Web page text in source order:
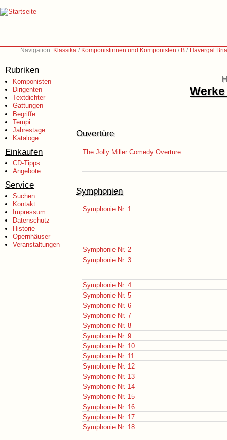
Navigation: Klassika / Komponistinnen und Komponisten / B / Havergal
Rubriken
Komponisten
Dirigenten
Textdichter
Gattungen
Begriffe
Tempi
Jahrestage
Kataloge
Einkaufen
CD-Tipps
Angebote
Service
Suchen
Kontakt
Impressum
Datenschutz
Historie
Opernhäuser
Veranstaltungen
Ouvertüre
The Jolly Miller Comedy Overture
Symphonien
Symphonie Nr. 1
Symphonie Nr. 2
Symphonie Nr. 3
Symphonie Nr. 4
Symphonie Nr. 5
Symphonie Nr. 6
Symphonie Nr. 7
Symphonie Nr. 8
Symphonie Nr. 9
Symphonie Nr. 10
Symphonie Nr. 11
Symphonie Nr. 12
Symphonie Nr. 13
Symphonie Nr. 14
Symphonie Nr. 15
Symphonie Nr. 16
Symphonie Nr. 17
Symphonie Nr. 18